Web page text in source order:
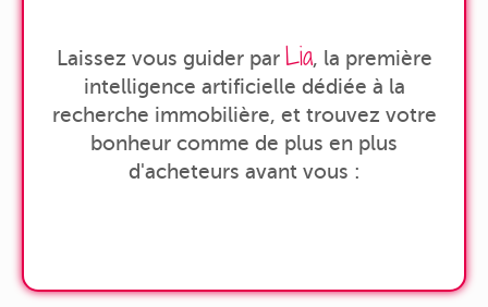
Laissez vous guider par Lia, la première
intelligence artificielle dédiée à la
recherche immobilière, et trouvez votre
bonheur comme de plus en plus
d'acheteurs avant vous :